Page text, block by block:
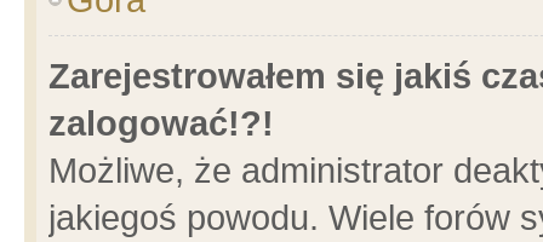
Zarejestrowałem się jakiś
zalogować!?!
Możliwe, że administrator
jakiegoś powodu. Wiele forów